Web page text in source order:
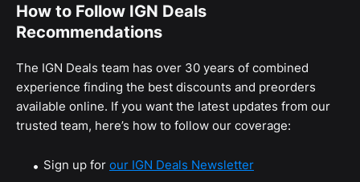
How to Follow IGN Deals
Recommendations
The IGN Deals team has over 30 years of combined
experience finding the best discounts and preorders
available online. If you want the latest updates from our
trusted team, here’s how to follow our coverage:
Sign up for our IGN Deals Newsletter